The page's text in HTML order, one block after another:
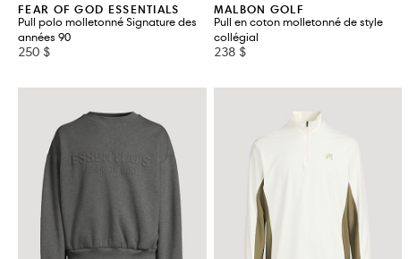
FEAR OF GOD ESSENTIALS
Pull polo molletonné Signature des
années 90
250 $
MALBON GOLF
Pull en coton molletonné de style
collégial
238 $